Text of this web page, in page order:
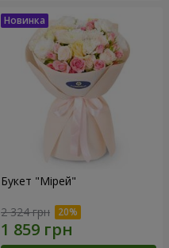
Букет "Мірей"
2 324 грн